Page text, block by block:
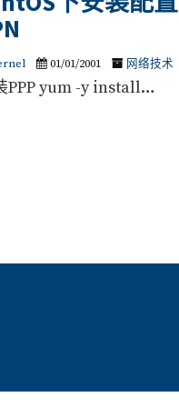
01/01/2001 网络技术
PPP yum -y install…